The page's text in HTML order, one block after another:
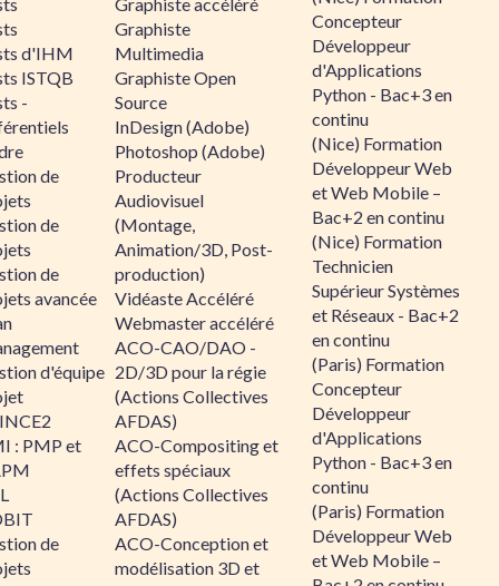
d'IHM
ISTQB
-
de
de
de
avancée
d'équipe
: PMP et
de
Graphiste
Multimedia
Graphiste Open
Source
InDesign (Adobe)
Photoshop (Adobe)
Producteur
Audiovisuel
(Montage,
Animation/3D, Post-
production)
Vidéaste Accéléré
Webmaster accéléré
ACO-CAO/DAO -
2D/3D pour la régie
(Actions Collectives
AFDAS)
ACO-Compositing et
effets spéciaux
(Actions Collectives
AFDAS)
ACO-Conception et
modélisation 3D et
Concepteur
Développeur
d'Applications
Python - Bac+3 en
continu
(Nice) Formation
Développeur Web
et Web Mobile –
Bac+2 en continu
(Nice) Formation
Technicien
Supérieur Systèmes
et Réseaux - Bac+2
en continu
(Paris) Formation
Concepteur
Développeur
d'Applications
Python - Bac+3 en
continu
(Paris) Formation
Développeur Web
et Web Mobile –